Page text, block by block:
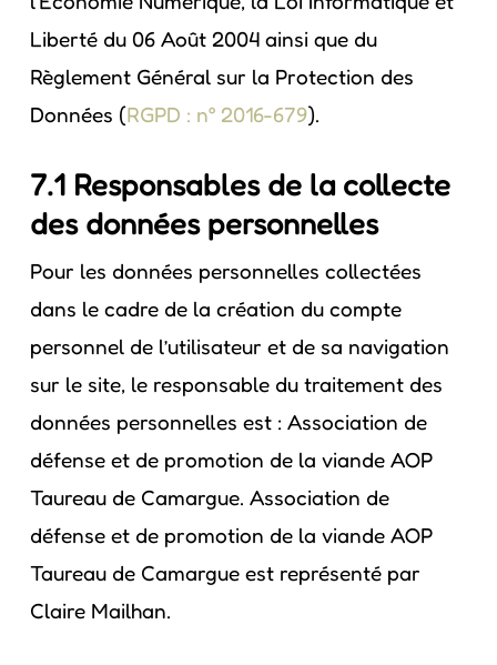
Liberté du 06 Août 2004 ainsi que du
Règlement Général sur la Protection des
Données (RGPD : n° 2016-679).
7.1 Responsables de la collecte
des données personnelles
Pour les données personnelles collectées
dans le cadre de la création du compte
personnel de l’utilisateur et de sa navigation
sur le site, le responsable du traitement des
données personnelles est : Association de
défense et de promotion de la viande AOP
Taureau de Camargue. Association de
défense et de promotion de la viande AOP
Taureau de Camargue est représenté par
Claire Mailhan.